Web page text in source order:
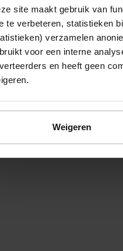
site maakt gebruik van
te verbeteren, statistieken
verzamelen
voor een interne
en heeft geen
Weigeren
Stichting Forten Nederland